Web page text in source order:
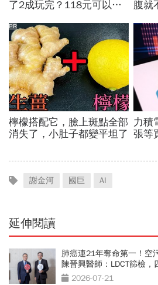
謝金河 國巨 AI
延伸閱讀
肺癌連21年奪命第一！空
陳晉興醫師：LDCT篩檢，
2026-07-21